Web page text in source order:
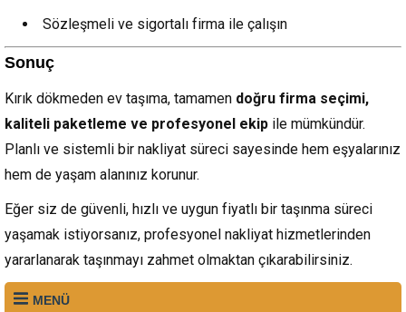
Sözleşmeli ve sigortalı firma ile çalışın
Sonuç
Kırık dökmeden ev taşıma, tamamen doğru firma seçimi,
kaliteli paketleme ve profesyonel ekip ile mümkündür.
Planlı ve sistemli bir nakliyat süreci sayesinde hem eşyalarınız
hem de yaşam alanınız korunur.
Eğer siz de güvenli, hızlı ve uygun fiyatlı bir taşınma süreci
yaşamak istiyorsanız, profesyonel nakliyat hizmetlerinden
yararlanarak taşınmayı zahmet olmaktan çıkarabilirsiniz.
MENÜ